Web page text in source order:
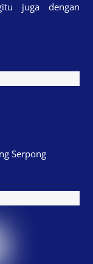
juga dengan
Serpong